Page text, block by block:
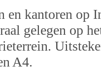
en kantoren op
gelegen op
A4.